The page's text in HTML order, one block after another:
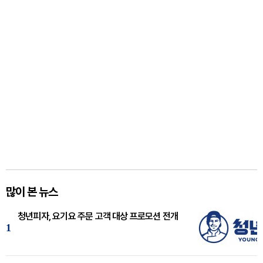
많이 본 뉴스
1
청년피자, 요기요 주문 고객 대상 프로모션 전개